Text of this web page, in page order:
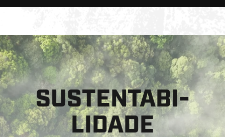
SUSTENTABI-
LIDADE